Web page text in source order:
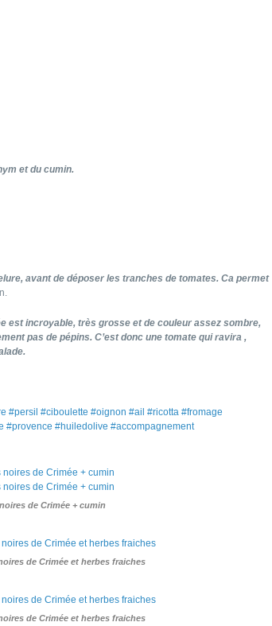
et du cumin.
avant de déposer les tranches de tomates. Ca permet
est incroyable, très grosse et de couleur assez sombre,
pas de pépins. C’est donc une tomate qui ravira ,
#persil #ciboulette #oignon #ail #ricotta #fromage
#provence #huiledolive #accompagnement
de Crimée + cumin
de Crimée et herbes fraiches
de Crimée et herbes fraiches